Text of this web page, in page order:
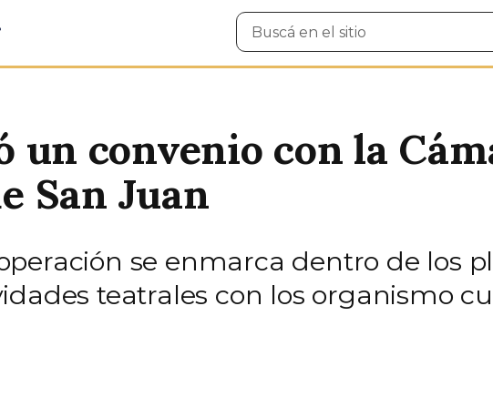
Buscar
en
convenio con la
San Juan
se enmarca dentro de los
teatrales con los organismo